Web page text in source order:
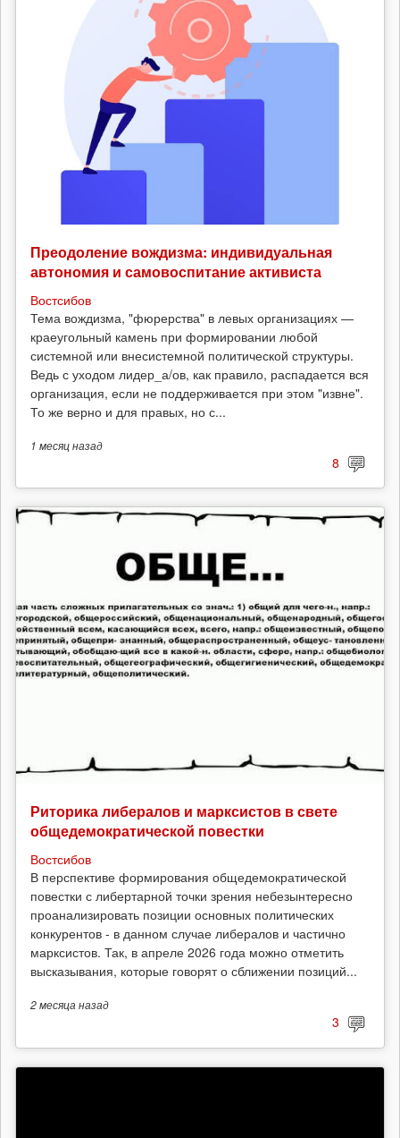
Преодоление вождизма: индивидуальная
автономия и самовоспитание активиста
Востсибов
Тема вождизма, "фюрерства" в левых организациях —
краеугольный камень при формировании любой
системной или внесистемной политической структуры.
Ведь с уходом лидер_а/ов, как правило, распадается вся
организация, если не поддерживается при этом "извне".
То же верно и для правых, но с...
1 месяцназад
8
Риторика либералов и марксистов в свете
общедемократической повестки
Востсибов
В перспективе формирования общедемократической
повестки с либертарной точки зрения небезынтересно
проанализировать позиции основных политических
конкурентов - в данном случае либералов и частично
марксистов. Так, в апреле 2026 года можно отметить
высказывания, которые говорят о сближении позиций...
2 месяцаназад
3